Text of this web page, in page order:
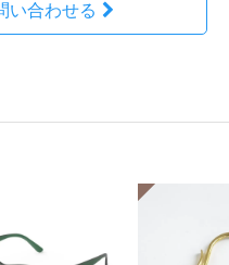
い合わせる